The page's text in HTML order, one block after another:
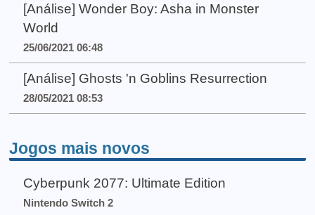
[Análise] Wonder Boy: Asha in Monster
World
25/06/2021 06:48
[Análise] Ghosts 'n Goblins Resurrection
28/05/2021 08:53
Jogos mais novos
Cyberpunk 2077: Ultimate Edition
Nintendo Switch 2